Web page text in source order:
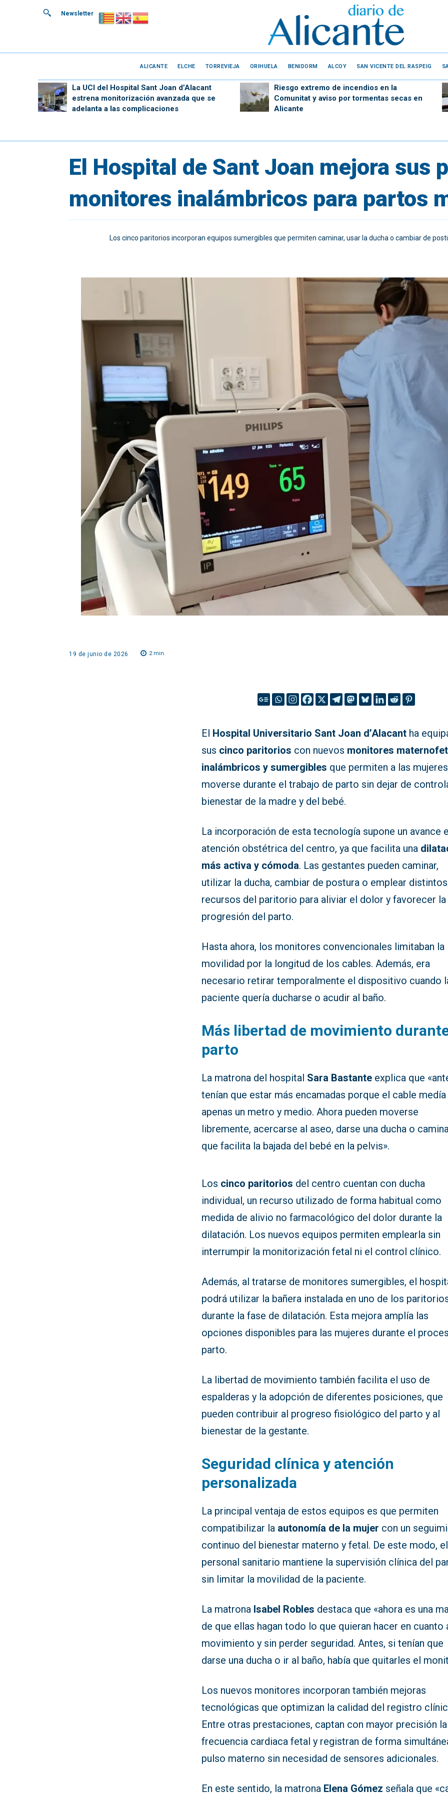
Newsletter
ALICANTE ELCHE TORREVIEJA ORIHUELA BENIDORM ALCOY SAN VICENTE DEL RASPEIG
La UCI del Hospital Sant Joan d’Alacant
estrena monitorización avanzada que se
adelanta a las complicaciones
Riesgo extremo de incendios en la
Comunitat y aviso por tormentas secas en
Alicante
El Hospital de Sant Joan mejora sus
monitores inalámbricos para partos
Los cinco paritorios incorporan equipos sumergibles que permiten caminar, usar la ducha o cambiar de
19 de junio de 2026 2min.
El Hospital Universitario Sant Joan d’Alacant ha
sus cinco paritorios con nuevos monitores
inalámbricos y sumergibles que permiten a las mujeres
moverse durante el trabajo de parto sin dejar de
bienestar de la madre y del bebé.
La incorporación de esta tecnología supone un avance
atención obstétrica del centro, ya que facilita una
más activa y cómoda. Las gestantes pueden caminar,
utilizar la ducha, cambiar de postura o emplear distintos
recursos del paritorio para aliviar el dolor y favorecer la
progresión del parto.
Hasta ahora, los monitores convencionales limitaban la
movilidad por la longitud de los cables. Además, era
necesario retirar temporalmente el dispositivo cuando
paciente quería ducharse o acudir al baño.
Más libertad de movimiento
parto
La matrona del hospital Sara Bastante explica que
tenían que estar más encamadas porque el cable medía
apenas un metro y medio. Ahora pueden moverse
libremente, acercarse al aseo, darse una ducha o
que facilita la bajada del bebé en la pelvis».
Los cinco paritorios del centro cuentan con ducha
individual, un recurso utilizado de forma habitual como
medida de alivio no farmacológico del dolor durante la
dilatación. Los nuevos equipos permiten emplearla sin
interrumpir la monitorización fetal ni el control clínico.
Además, al tratarse de monitores sumergibles, el
podrá utilizar la bañera instalada en uno de los
durante la fase de dilatación. Esta mejora amplía las
opciones disponibles para las mujeres durante el
parto.
La libertad de movimiento también facilita el uso de
espalderas y la adopción de diferentes posiciones, que
pueden contribuir al progreso fisiológico del parto y al
bienestar de la gestante.
Seguridad clínica y atención
personalizada
La principal ventaja de estos equipos es que permiten
compatibilizar la autonomía de la mujer con un
continuo del bienestar materno y fetal. De este modo, el
personal sanitario mantiene la supervisión clínica del
sin limitar la movilidad de la paciente.
La matrona Isabel Robles destaca que «ahora es una
de que ellas hagan todo lo que quieran hacer en cuanto
movimiento y sin perder seguridad. Antes, si tenían que
darse una ducha o ir al baño, había que quitarles el
Los nuevos monitores incorporan también mejoras
tecnológicas que optimizan la calidad del registro
Entre otras prestaciones, captan con mayor precisión la
frecuencia cardiaca fetal y registran de forma
pulso materno sin necesidad de sensores adicionales.
En este sentido, la matrona Elena Gómez señala que